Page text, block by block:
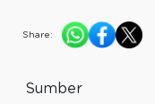
Share:
Sumber